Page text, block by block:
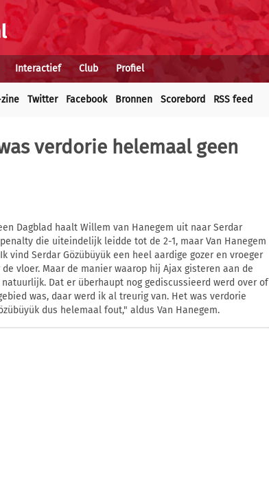
Interactief Club Profiel
zine Twitter Facebook Bronnen Scorebord RSS feed
verdorie helemaal geen
Dagblad haalt Willem van Hanegem uit naar Serdar
die uiteindelijk leidde tot de 2-1, maar Van Hanegem
vind Serdar Gözübüyük een heel aardige gozer en vroeger
vloer. Maar de manier waarop hij Ajax gisteren aan de
Dat er überhaupt nog gediscussieerd werd over of
was, daar werd ik al treurig van. Het was verdorie
dus helemaal fout," aldus Van Hanegem.